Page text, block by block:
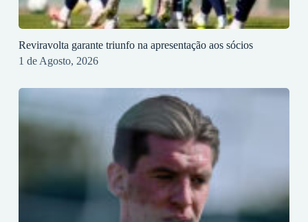
Reviravolta garante triunfo na apresentação aos sócios
1 de Agosto, 2026